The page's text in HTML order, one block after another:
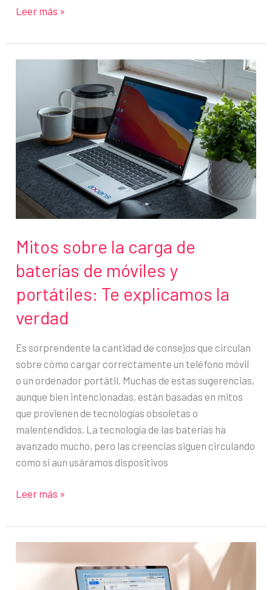
¿Se
el
puerto
ordenador
portátil?
Esto
es
lo
hacer
de
inmediato
Leer más »
Mitos sobre la carga de
baterías de móviles y
portátiles: Te explicamos la
verdad
Es sorprendente la cantidad de consejos que circulan
sobre cómo cargar correctamente un teléfono móvil
o un ordenador portátil. Muchas de estas sugerencias,
aunque bien intencionadas, están basadas en mitos
que provienen de tecnologías obsoletas o
malentendidos. La tecnología de las baterías ha
avanzado mucho, pero las creencias siguen circulando
como si aún usáramos dispositivos
Mitos
la
carga
Leer más »